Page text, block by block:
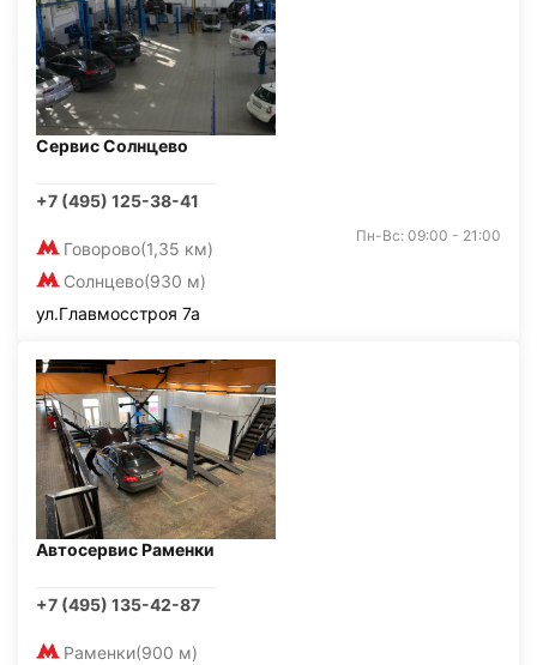
Сервис Солнцево
+7 (495) 125-38-41
Говорово(1,35 км)
Солнцево(930 м)
Пн-Вс: 09:00 - 21:00
ул.Главмосстроя 7а
Автосервис Раменки
+7 (495) 135-42-87
Раменки(900 м)